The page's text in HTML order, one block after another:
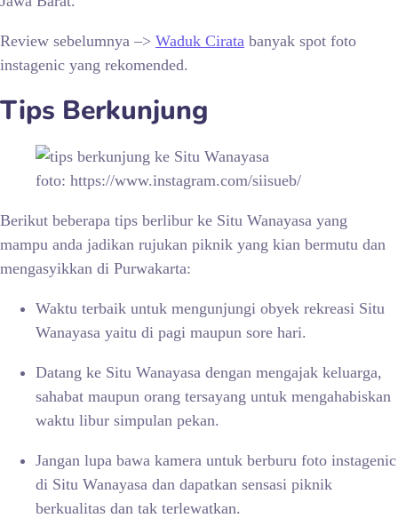
Review sebelumnya –> Waduk Cirata banyak spot foto
instagenic yang rekomended.
Tips Berkunjung
foto: https://www.instagram.com/siisueb/
Berikut beberapa tips berlibur ke Situ Wanayasa yang
mampu anda jadikan rujukan piknik yang kian bermutu dan
mengasyikkan di Purwakarta:
Waktu terbaik untuk mengunjungi obyek rekreasi Situ
Wanayasa yaitu di pagi maupun sore hari.
Datang ke Situ Wanayasa dengan mengajak keluarga,
sahabat maupun orang tersayang untuk mengahabiskan
waktu libur simpulan pekan.
Jangan lupa bawa kamera untuk berburu foto instagenic
di Situ Wanayasa dan dapatkan sensasi piknik
berkualitas dan tak terlewatkan.